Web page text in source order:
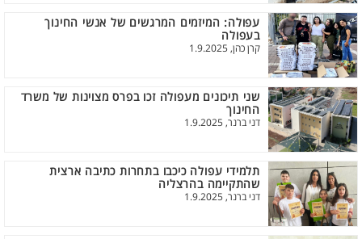
עפולה: המיזמים המרגשים של אנשי החינוך
בעפולה
קרן כהן, 1.9.2025
שני תיכונים מעפולה זכו בפרס מצוינות של משרד
החינוך
דני ברנר, 1.9.2025
תלמידי עפולה כיכבו בתחרות כתיבה ארצית
שהתקיימה בהרצליה
דני ברנר, 1.9.2025